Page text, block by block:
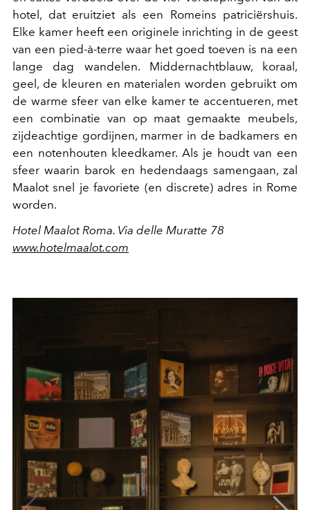
hotel, dat eruitziet als een Romeins patriciërshuis.
Elke kamer heeft een originele inrichting in de geest
van een pied-à-terre waar het goed toeven is na een
lange dag wandelen. Middernachtblauw, koraal,
geel, de kleuren en materialen worden gebruikt om
de warme sfeer van elke kamer te accentueren, met
een combinatie van op maat gemaakte meubels,
zijdeachtige gordijnen, marmer in de badkamers en
een notenhouten kleedkamer. Als je houdt van een
sfeer waarin barok en hedendaags samengaan, zal
Maalot snel je favoriete (en discrete) adres in Rome
worden.
Hotel Maalot Roma. Via delle Muratte 78
www.hotelmaalot.com